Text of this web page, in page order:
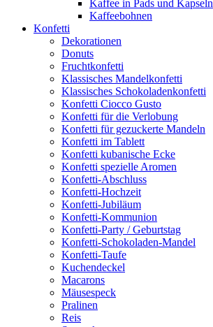
Kaffee in Pads und Kapseln
Kaffeebohnen
Konfetti
Dekorationen
Donuts
Fruchtkonfetti
Klassisches Mandelkonfetti
Klassisches Schokoladenkonfetti
Konfetti Ciocco Gusto
Konfetti für die Verlobung
Konfetti für gezuckerte Mandeln
Konfetti im Tablett
Konfetti kubanische Ecke
Konfetti spezielle Aromen
Konfetti-Abschluss
Konfetti-Hochzeit
Konfetti-Jubiläum
Konfetti-Kommunion
Konfetti-Party / Geburtstag
Konfetti-Schokoladen-Mandel
Konfetti-Taufe
Kuchendeckel
Macarons
Mäusespeck
Pralinen
Reis